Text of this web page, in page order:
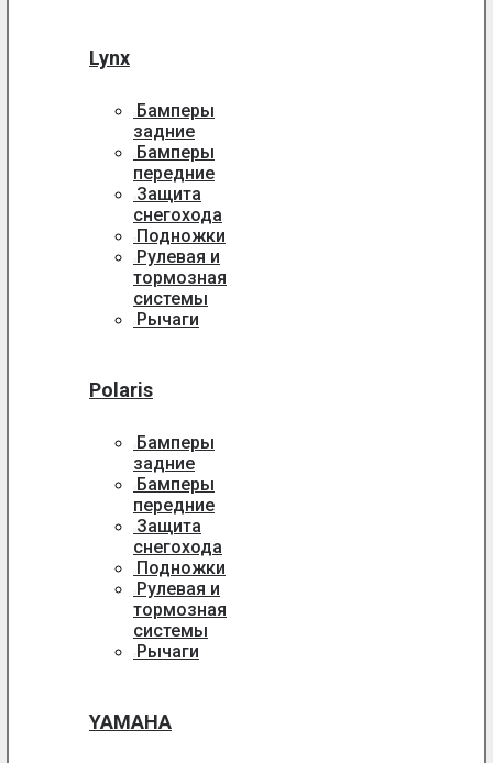
Lynx
Бамперы
задние
Бамперы
передние
Защита
снегохода
Подножки
Рулевая и
тормозная
системы
Рычаги
Polaris
Бамперы
задние
Бамперы
передние
Защита
снегохода
Подножки
Рулевая и
тормозная
системы
Рычаги
YAMAHA